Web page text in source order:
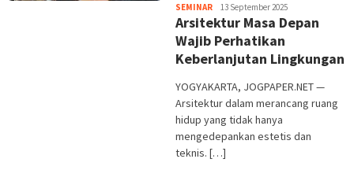
SEMINARHeri
Purwata
13 September 2025
Arsitektur Masa Depan
Wajib Perhatikan
Keberlanjutan Lingkungan
YOGYAKARTA, JOGPAPER.NET —
Arsitektur dalam merancang ruang
hidup yang tidak hanya
mengedepankan estetis dan
teknis. […]